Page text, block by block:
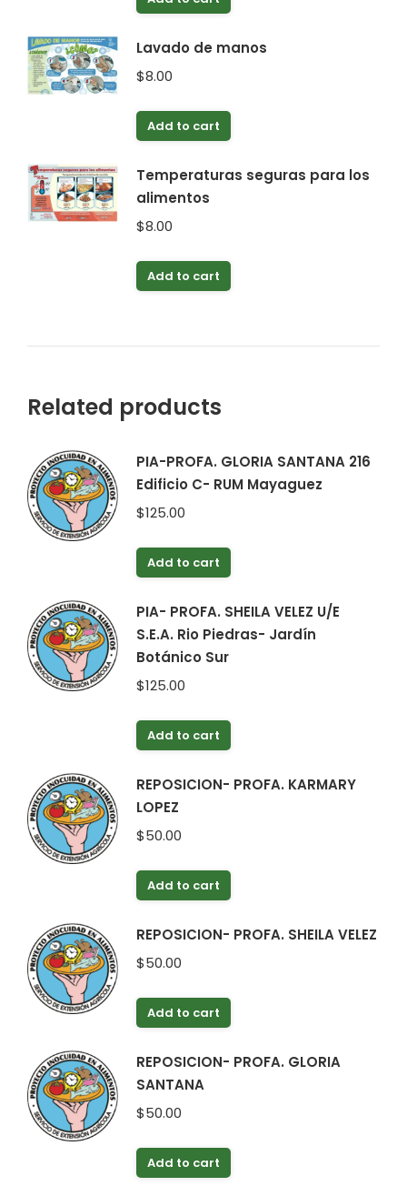
Lavado de manos
$8.00
Add to cart
Temperaturas seguras para los
alimentos
$8.00
Add to cart
Related products
PIA-PROFA. GLORIA SANTANA 216
Edificio C- RUM Mayaguez
$125.00
Add to cart
PIA- PROFA. SHEILA VELEZ U/E
S.E.A. Rio Piedras- Jardín
Botánico Sur
$125.00
Add to cart
REPOSICION- PROFA. KARMARY
LOPEZ
$50.00
Add to cart
REPOSICION- PROFA. SHEILA VELEZ
$50.00
Add to cart
REPOSICION- PROFA. GLORIA
SANTANA
$50.00
Add to cart